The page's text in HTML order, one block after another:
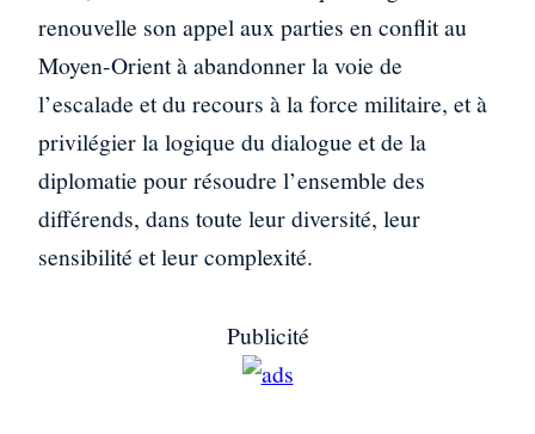
renouvelle son appel aux parties en conflit au
Moyen-Orient à abandonner la voie de
l’escalade et du recours à la force militaire, et à
privilégier la logique du dialogue et de la
diplomatie pour résoudre l’ensemble des
différends, dans toute leur diversité, leur
sensibilité et leur complexité.
Publicité